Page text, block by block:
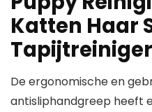
Katten Haar
De ergonomische en
antisliphandgreep heeft